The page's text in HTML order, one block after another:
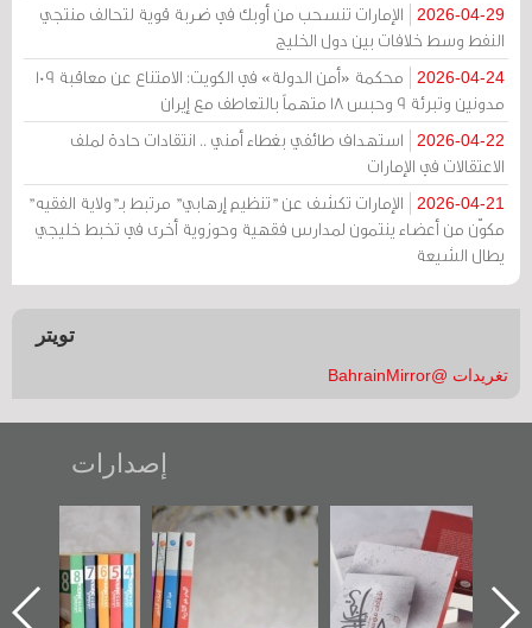
2026-04-29
الإمارات تنسحب من أوبك في ضربة قوية لتحالف منتجي
النفط وسط خلافات بين دول الخليج
2026-04-24
محكمة «أمن الدولة» في الكويت: الامتناع عن معاقبة 109
مدونين وتبرئة 9 وحبس 18 متهماً بالتعاطف مع إيران
2026-04-22
استهداف طائفي بغطاء أمني .. انتقادات حادة لملف
الاعتقالات في الإمارات
2026-04-21
الإمارات تكشف عن "تنظيم إرهابي" مرتبط بـ"ولاية الفقيه"
مكوّن من أعضاء ينتمون لمدارس فقهية وحوزوية أخرى في تخبط خليجي
يطال الشيعة
تويتر
تغريدات @BahrainMirror
إصدارات
تصنيف موضوعي
للوثائق البريطانية
يقدمه «مركز أوال»
"مرآة البحرين"
تصدر حصاد
الساحات 2019
جديدة
عسكري
«مرآة